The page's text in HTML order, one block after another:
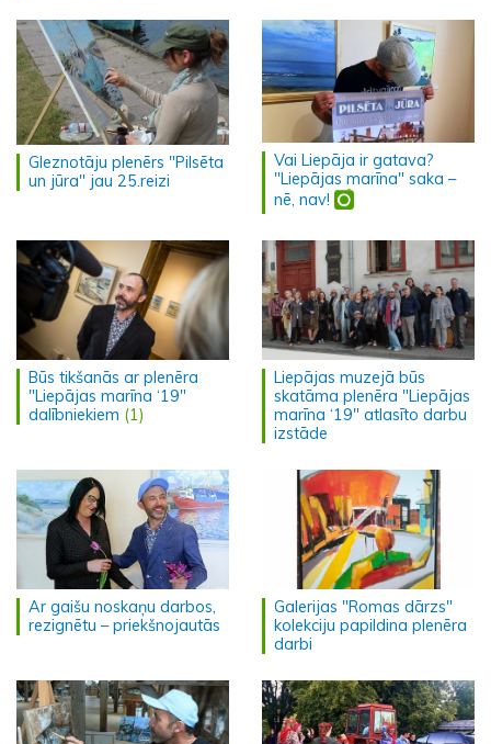
Gleznotāju plenērs "Pilsēta
un jūra" jau 25.reizi
Vai Liepāja ir gatava?
"Liepājas marīna" saka –
nē, nav!
Būs tikšanās ar plenēra
"Liepājas marīna ‘19"
dalībniekiem (1)
Liepājas muzejā būs
skatāma plenēra "Liepājas
marīna ‘19" atlasīto darbu
izstāde
Ar gaišu noskaņu darbos,
rezignētu – priekšnojautās
Galerijas "Romas dārzs"
kolekciju papildina plenēra
darbi